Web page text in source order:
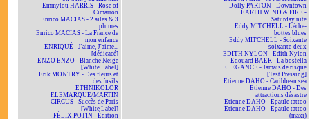
Emmylou HARRIS - Rose of
Cimarron
Enrico MACIAS - 2 ailes & 3
plumes
Enrico MACIAS - La France de
mon enfance
ENRIQUÉ - J'aime, J'aime...
[dédicacé]
ENZO ENZO - Blanche Neige
[White Label]
Erik MONTRY - Des fleurs et
des fusils
ETHNIKOLOR
F.LEMARQUE/MARTIN
CIRCUS - Succès de Paris
[White Label]
FÉLIX POTIN - Édition
Dolly PARTON - Downtown
EARTH WIND & FIRE -
Saturday nite
Eddy MITCHELL - Lèche-
bottes blues
Eddy MITCHELL - Soixante
soixante-deux
EDITH NYLON - Edith Nylon
Edouard BAER - La bostella
ELEGANCE - Jamais de risque
[Test Pressing]
Etienne DAHO - Caribbean sea
Etienne DAHO - Des
attractions désastre
Etienne DAHO - Epaule tattoo
Etienne DAHO - Epaule tattoo
(maxi)